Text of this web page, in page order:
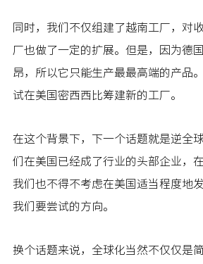
同时，我们不仅组建了越南工厂，对
厂也做了一定的扩展。但是，因为德
昂，所以它只能生产最最高端的产品
试在美国密西西比筹建新的工厂。
在这个背景下，下一个话题就是逆全
们在美国已经成了行业的头部企业，
我们也不得不考虑在美国适当程度地
我们要尝试的方向。
换个话题来说，全球化当然不仅仅是